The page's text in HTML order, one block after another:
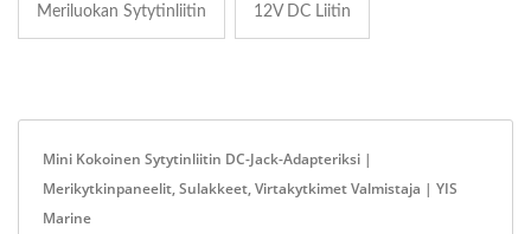
Meriluokan Sytytinliitin 12V DC Liitin
Mini Kokoinen Sytytinliitin DC-Jack-Adapteriksi |
Merikytkinpaneelit, Sulakkeet, Virtakytkimet Valmistaja | YIS
Marine